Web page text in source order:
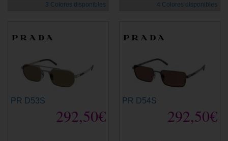
3 Colores disponibles 4 Colores disponibles
PR D53S
292,50€
PR D54S
292,50€